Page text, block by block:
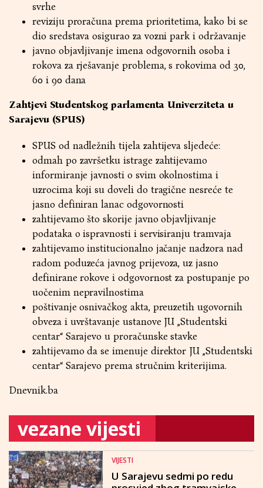
svrhe
reviziju proračuna prema prioritetima, kako bi se
dio sredstava osigurao za vozni park i održavanje
javno objavljivanje imena odgovornih osoba i
rokova za rješavanje problema, s rokovima od 30,
60 i 90 dana
Zahtjevi Studentskog parlamenta Univerziteta u
Sarajevu (SPUS)
SPUS od nadležnih tijela zahtijeva sljedeće:
odmah po završetku istrage zahtijevamo
informiranje javnosti o svim okolnostima i
uzrocima koji su doveli do tragične nesreće te
jasno definiran lanac odgovornosti
zahtijevamo što skorije javno objavljivanje
podataka o ispravnosti i servisiranju tramvaja
zahtijevamo institucionalno jačanje nadzora nad
radom poduzeća javnog prijevoza, uz jasno
definirane rokove i odgovornost za postupanje po
uočenim nepravilnostima
poštivanje osnivačkog akta, preuzetih ugovornih
obveza i uvrštavanje ustanove JU „Studentski
centar“ Sarajevo u proračunske stavke
zahtijevamo da se imenuje direktor JU „Studentski
centar“ Sarajevo prema stručnim kriterijima.
Dnevnik.ba
vezane vijesti
VIJESTI
U Sarajevu sedmi po redu